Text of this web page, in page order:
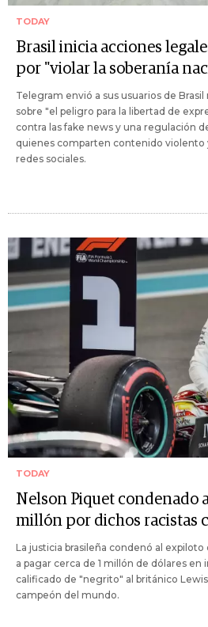
TODAY
Brasil inicia acciones
por "violar la soberanía
Telegram envió a sus usuarios de
sobre "el peligro para la libertad de
contra las fake news y una regulación
quienes comparten contenido violento
redes sociales.
TODAY
Nelson Piquet condenado
millón por dichos racistas
La justicia brasileña condenó al expiloto
a pagar cerca de 1 millón de dólares
calificado de "negrito" al británico
campeón del mundo.